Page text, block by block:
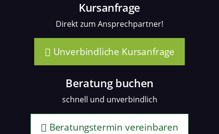
Kursanfrage
Direkt zum Ansprechpartner!
Unverbindliche Kursanfrage
Beratung buchen
schnell und unverbindlich
Beratungstermin vereinbaren